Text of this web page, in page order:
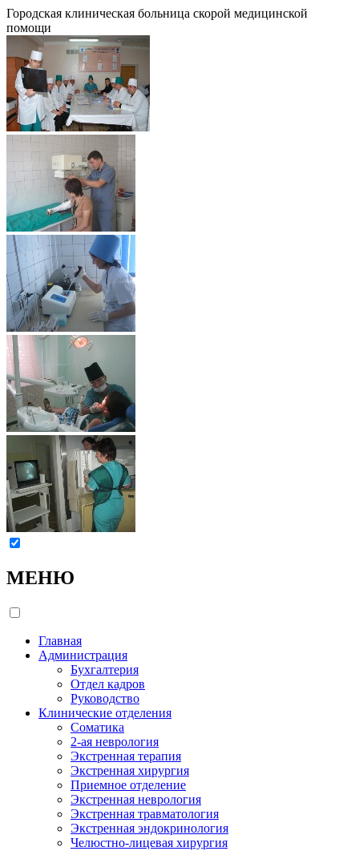
Городская клиническая больница скорой медицинской
помощи
МЕНЮ
Главная
Администрация
Бухгалтерия
Отдел кадров
Руководство
Клинические отделения
Cоматика
2-ая неврология
Экстренная терапия
Экстренная хирургия
Приемное отделение
Экстренная неврология
Экстренная травматология
Экстренная эндокринология
Челюстно-лицевая хирургия